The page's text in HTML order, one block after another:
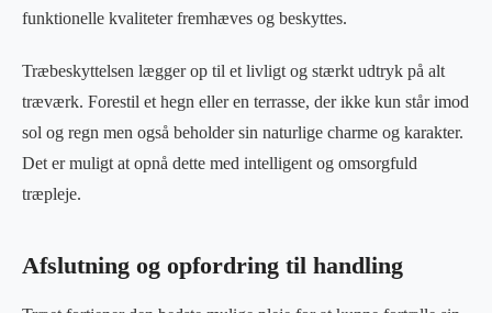
funktionelle kvaliteter fremhæves og beskyttes.
Træbeskyttelsen lægger op til et livligt og stærkt udtryk på alt
træværk. Forestil et hegn eller en terrasse, der ikke kun står imod
sol og regn men også beholder sin naturlige charme og karakter.
Det er muligt at opnå dette med intelligent og omsorgfuld
træpleje.
Afslutning og opfordring til handling